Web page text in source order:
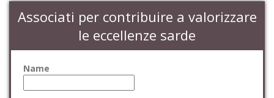
Associati per contribuire a valorizzare
le eccellenze sarde
Name